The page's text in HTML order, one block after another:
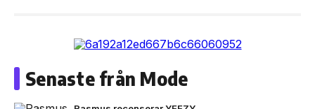
Senaste från Mode